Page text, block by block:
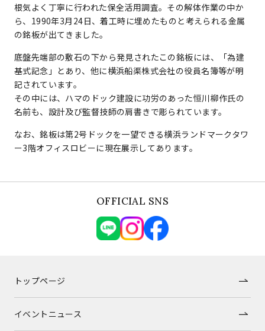
根気よく丁寧に行われた保全活用調査。その解体作業の中か
ら、1990年3月24日、着工時に埋めたものと考えられる金属
の銘板が出てきました。
底盤先端部の敷石の下から発見されたこの銘板には、「為建
基式記念」とあり、他に横浜船渠株式会社の役員名簿等が明
記されています。
その中には、ハマのドック建設に功労のあった恒川柳作氏の
名前も、設計及び監督技師の肩書きで彫られています。
なお、銘板は第2号ドックを一望できる横浜ランドマークタワ
ー3階オフィスロビーに現在展示してあります。
OFFICIAL SNS
トップページ
イベントニュース